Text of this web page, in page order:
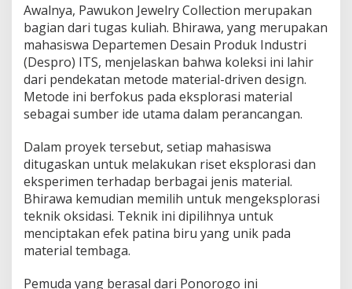
Awalnya, Pawukon Jewelry Collection merupakan
bagian dari tugas kuliah. Bhirawa, yang merupakan
mahasiswa Departemen Desain Produk Industri
(Despro) ITS, menjelaskan bahwa koleksi ini lahir
dari pendekatan metode material-driven design.
Metode ini berfokus pada eksplorasi material
sebagai sumber ide utama dalam perancangan.
Dalam proyek tersebut, setiap mahasiswa
ditugaskan untuk melakukan riset eksplorasi dan
eksperimen terhadap berbagai jenis material.
Bhirawa kemudian memilih untuk mengeksplorasi
teknik oksidasi. Teknik ini dipilihnya untuk
menciptakan efek patina biru yang unik pada
material tembaga.
Pemuda yang berasal dari Ponorogo ini